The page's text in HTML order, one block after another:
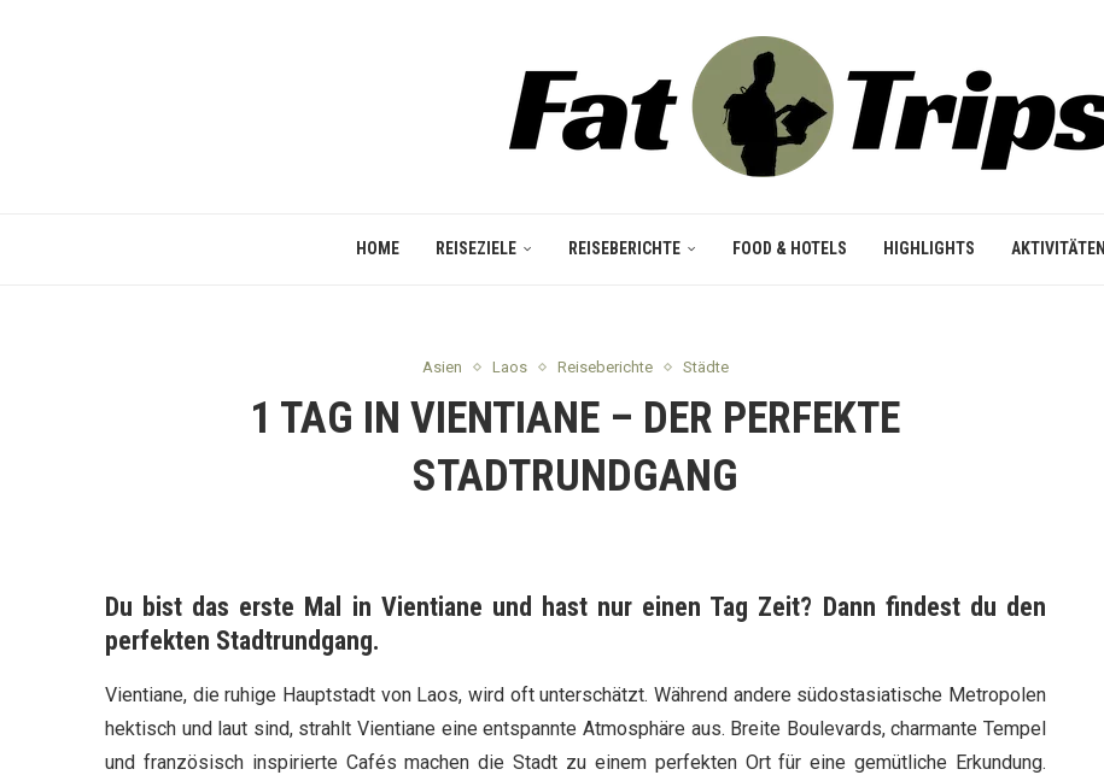
HOME REISEZIELE REISEBERICHTE FOOD & HOTELS HIGHLIGHTS AKTIVITÄTEN
Asien Laos Reiseberichte Städte
1 TAG IN VIENTIANE – DER PERFEKTE
STADTRUNDGANG
Du bist das erste Mal in Vientiane und hast nur einen Tag Zeit? Dann findest du den
perfekten Stadtrundgang.
Vientiane, die ruhige Hauptstadt von Laos, wird oft unterschätzt. Während andere südostasiatische Metropolen
hektisch und laut sind, strahlt Vientiane eine entspannte Atmosphäre aus. Breite Boulevards, charmante Tempel
und französisch inspirierte Cafés machen die Stadt zu einem perfekten Ort für eine gemütliche Erkundung.